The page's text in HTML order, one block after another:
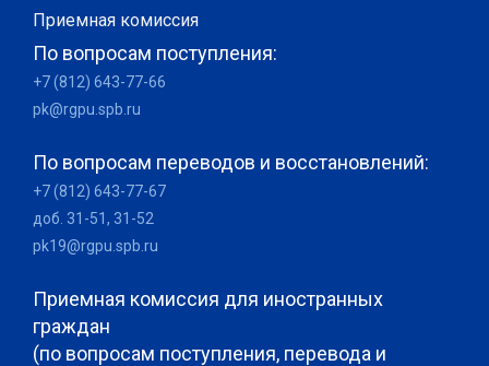
Приемная комиссия
По вопросам поступления:
+7 (812) 643-77-66
pk@rgpu.spb.ru
По вопросам переводов и восстановлений:
+7 (812) 643-77-67
доб. 31-51, 31-52
pk19@rgpu.spb.ru
Приемная комиссия для иностранных
граждан
(по вопросам поступления, перевода и